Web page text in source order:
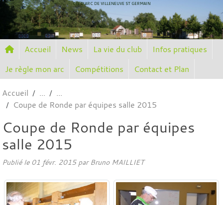
CIE D'ARC DE VILLENEUVE ST GERMAIN
Accueil News La vie du club
Infos pratiques
Je règle mon arc
Compétitions Contact et Plan
Accueil
Coupe de Ronde par équipes salle 2015
Coupe de Ronde par équipes
salle 2015
Publié le 01 févr. 2015par Bruno MAILLIET
Panneau de gestion des cookies